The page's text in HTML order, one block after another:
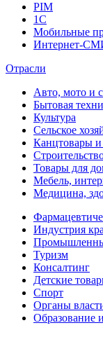
PIM
1C
Мобильные
Интернет-
Отрасли
Авто, мото и
Бытовая
Культура
Сельское
Канцтовары
Товары для
Мебель,
Медицина,
Индустрия
Туризм
Консалтинг
Детские
Спорт
Органы
Образование